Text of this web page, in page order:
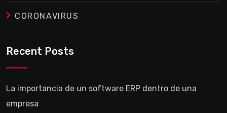
CORONAVIRUS
Recent Posts
La importancia de un software ERP dentro de una
empresa